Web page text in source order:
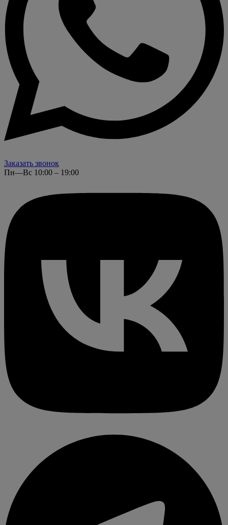
Заказать звонок
Пн—Вс 10:00 – 19:00